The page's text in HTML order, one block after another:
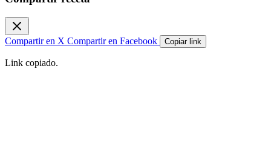
Compartir en X Compartir en Facebook Copiar link
Link copiado.